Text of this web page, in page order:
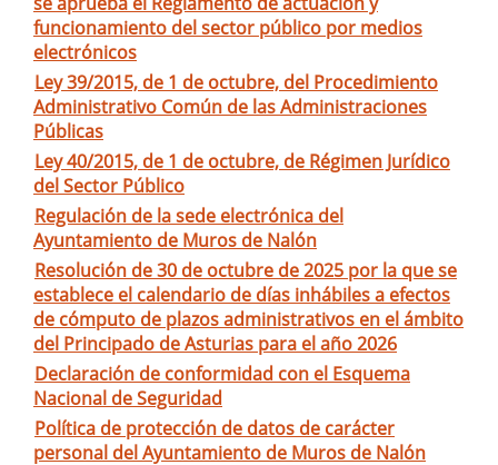
funcionamiento del sector público por medios
electrónicos
Ley 39/2015, de 1 de octubre, del Procedimiento
Administrativo Común de las Administraciones
Públicas
Ley 40/2015, de 1 de octubre, de Régimen Jurídico
del Sector Público
Regulación de la sede electrónica del
Ayuntamiento de Muros de Nalón
Resolución de 30 de octubre de 2025 por la que se
establece el calendario de días inhábiles a efectos
de cómputo de plazos administrativos en el ámbito
del Principado de Asturias para el año 2026
Declaración de conformidad con el Esquema
Nacional de Seguridad
Política de protección de datos de carácter
personal del Ayuntamiento de Muros de Nalón